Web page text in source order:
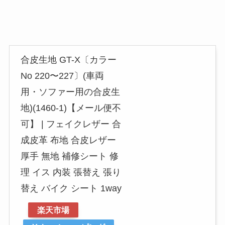
合皮生地 GT-X〔カラー
No 220〜227〕(車両
用・ソファー用の合皮生
地)(1460-1)【メール便不
可】 | フェイクレザー 合
成皮革 布地 合皮レザー
厚手 無地 補修シート 修
理 イス 内装 張替え 張り
替え バイク シート 1way
楽天市場